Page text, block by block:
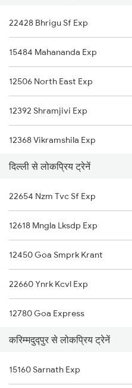
New Delhi to Kota Trains
New Delhi to Vellore Trains
New Delhi to Kopargaon Trains
22428 Bhrigu Sf Exp
15484 Mahananda Exp
12506 North East Exp
12392 Shramjivi Exp
12368 Vikramshila Exp
22540 Anvt Mau Sf Exp
12436 Jyg Garib Rath
12304 Poorva Express
14006 Lichchivi Exp
22362 Amrit Bharat Exp
20802 Magadh Express
15734 Farkka Express
15657 Brahmputra Mail
दिल्ली से लोकप्रिय ट्रेनें
22654 Nzm Tvc Sf Exp
12618 Mngla Lksdp Exp
12450 Goa Smprk Krant
22660 Ynrk Kcvl Exp
12780 Goa Express
1057 Csmt Asr Special
1058 Asr Csmt Spl
करिम्मदुद्पुर से लोकप्रिय ट्रेनें
15160 Sarnath Exp